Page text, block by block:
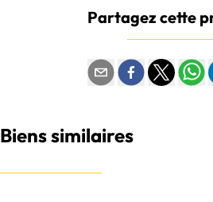
Partagez cette
Biens similaires